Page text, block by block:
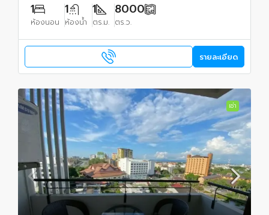
1
ห้องนอน
1
ห้องน้ำ
1
ตร.ม.
8000
ตร.ว.
รายละเอียด
เช่า